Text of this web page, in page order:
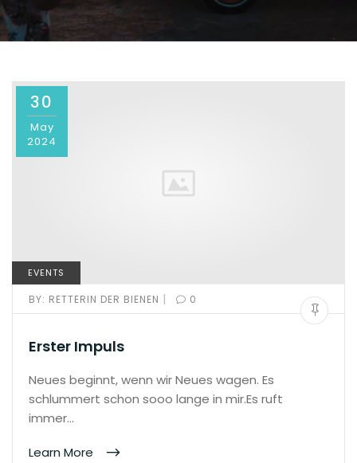
30
May
2024
EVENTS
BY: RETTERIN DER BIENEN | 0
Erster Impuls
Neues beginnt, wenn wir Neues wagen. Es
schlummert schon sooo lange in mir.Es ruft
immer…
Learn More